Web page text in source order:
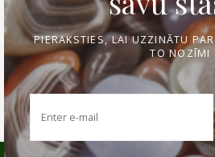
Rotu kopšana un uzglabāšana
Sīkdatnes
nodrošināšanai,
pakalpojuma
Pieņemt visus
Pieņemt tikai